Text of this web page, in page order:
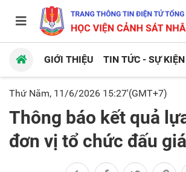
GIỚI THIỆU TIN TỨC - SỰ KIỆN
Thứ Năm, 11/6/2026 15:27'(GMT+7)
Thông báo kết quả
đơn vị tổ chức đấu giá